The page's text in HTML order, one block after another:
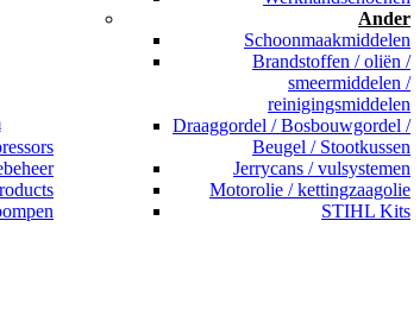
Ander
Schoonmaakmiddelen
Brandstoffen / oliën /
smeermiddelen /
reinigingsmiddelen
Draaggordel / Bosbouwgordel /
Beugel / Stootkussen
Jerrycans / vulsystemen
Motorolie / kettingzaagolie
STIHL Kits